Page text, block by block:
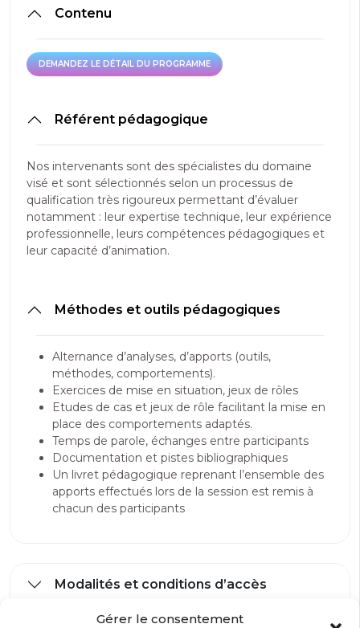
Gérer le consentement
Contenu
DEMANDEZ LE DÉTAIL DU PROGRAMME
DEMANDEZ LE DÉTAIL DU PROGRAMME
Référent pédagogique
Nos intervenants sont des spécialistes du domaine
visé et sont sélectionnés selon un processus de
qualification très rigoureux permettant d’évaluer
notamment : leur expertise technique, leur expérience
professionnelle, leurs compétences pédagogiques et
leur capacité d’animation.
Méthodes et outils pédagogiques
Alternance d’analyses, d’apports (outils,
méthodes, comportements).
Exercices de mise en situation, jeux de rôles
Etudes de cas et jeux de rôle facilitant la mise en
place des comportements adaptés.
Temps de parole, échanges entre participants
Documentation et pistes bibliographiques
Un livret pédagogique reprenant l’ensemble des
apports effectués lors de la session est remis à
chacun des participants
Modalités et conditions d’accès